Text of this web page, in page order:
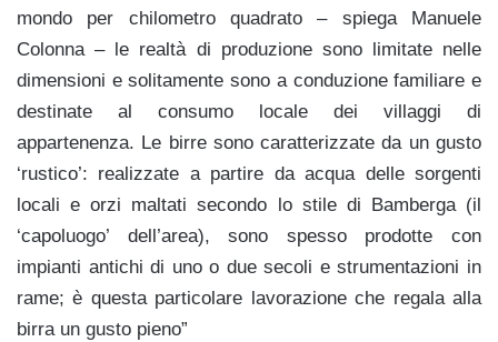
mondo per chilometro quadrato – spiega Manuele
Colonna – le realtà di produzione sono limitate nelle
dimensioni e solitamente sono a conduzione familiare e
destinate al consumo locale dei villaggi di
appartenenza. Le birre sono caratterizzate da un gusto
‘rustico’: realizzate a partire da acqua delle sorgenti
locali e orzi maltati secondo lo stile di Bamberga (il
‘capoluogo’ dell’area), sono spesso prodotte con
impianti antichi di uno o due secoli e strumentazioni in
rame; è questa particolare lavorazione che regala alla
birra un gusto pieno”